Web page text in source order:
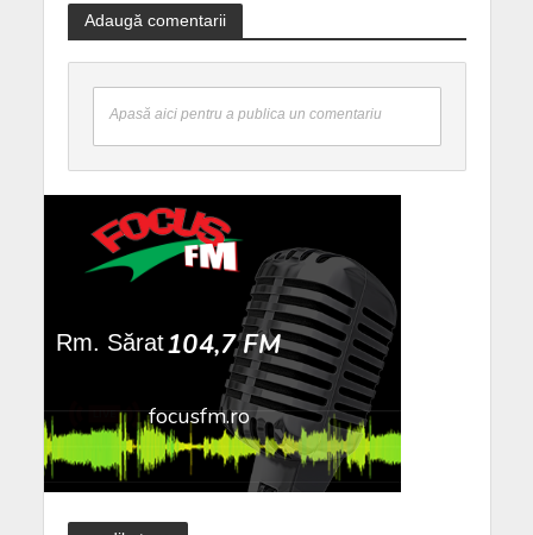
Adaugă comentarii
Apasă aici pentru a publica un comentariu